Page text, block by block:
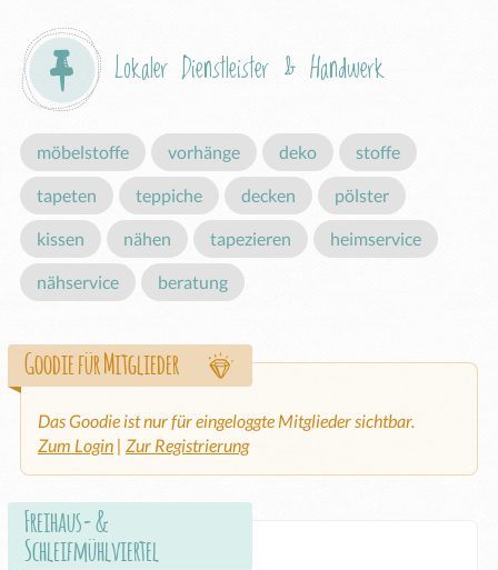
Lokaler Dienstleister & Handwerk
möbelstoffe vorhänge deko stoffe
tapeten teppiche decken pölster
kissen nähen tapezieren heimservice
nähservice beratung
Goodie für Mitglieder
Das Goodie ist nur für eingeloggte Mitglieder sichtbar.
Zum Login | Zur Registrierung
Freihaus- &
Schleifmühlviertel